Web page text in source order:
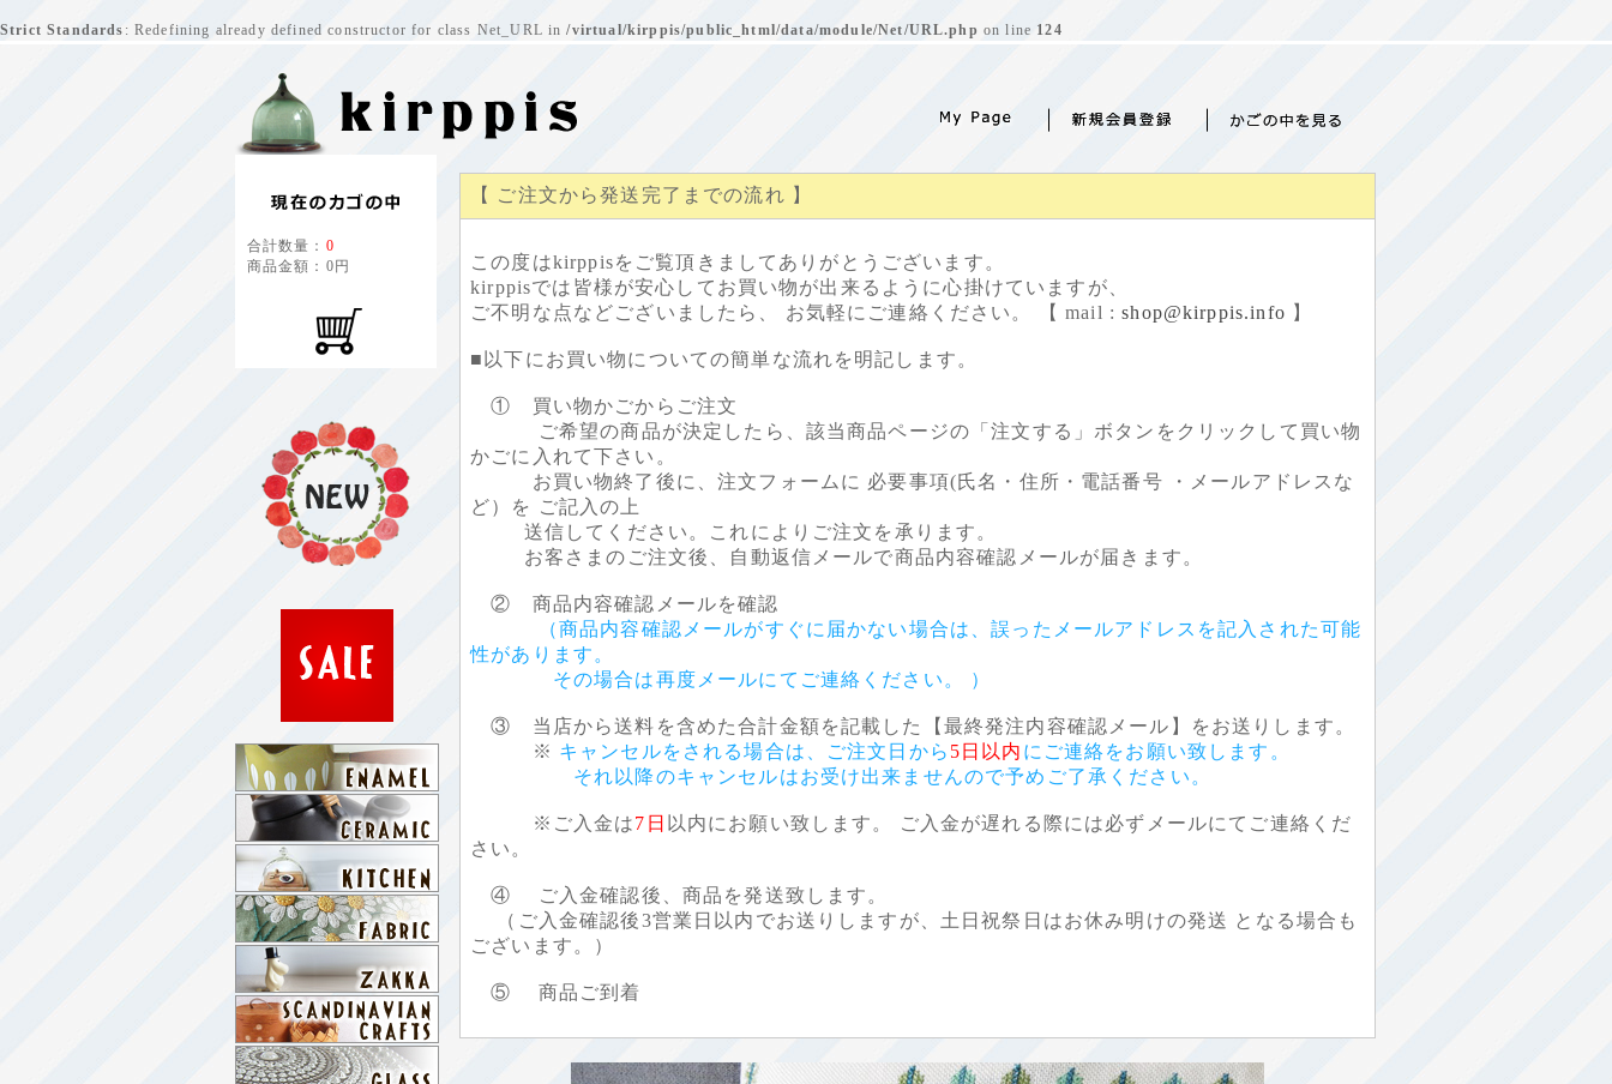
Strict Standards : Redefining already defined constructor for class Net_URL in/virtual/kirppis/public_html/data/module/Net/URL.php on line 124
合計数量： 0
商品金額： 0円
【 ご注文から発送完了までの流れ 】
この度はkirppisをご覧頂きましてありがとうございます。
kirppisでは皆様が安心してお買い物が出来るように心掛けていますが、
ご不明な点などございましたら、 お気軽にご連絡ください。 【 mail :shop@kirppis.info 】
■以下にお買い物についての簡単な流れを明記します。
① 買い物かごからご注文
ご希望の商品が決定したら、該当商品ページの「注文する」ボタンをクリックして買い物
かごに入れて下さい。
お買い物終了後に、注文フォームに 必要事項(氏名・住所・電話番号 ・メールアドレスな
ど）を ご記入の上
送信してください。これによりご注文を承ります。
お客さまのご注文後、自動返信メールで商品内容確認メールが届きます。
② 商品内容確認メールを確認
（商品内容確認メールがすぐに届かない場合は、誤ったメールアドレスを記入された可能
性があります。
その場合は再度メールにてご連絡ください。 ）
③ 当店から送料を含めた合計金額を記載した【最終発注内容確認メール】をお送りします。
※ キャンセルをされる場合は、ご注文日から 5日以内 にご連絡をお願い致します。
それ以降のキャンセルはお受け出来ませんので予めご了承ください。
※ご入金は7日 以内にお願い致します。 ご入金が遅れる際には必ずメールにてご連絡くだ
さい。
④ ご入金確認後、商品を発送致します。
（ご入金確認後3営業日以内でお送りしますが、土日祝祭日はお休み明けの発送 となる場合も
ございます。）
⑤ 商品ご到着